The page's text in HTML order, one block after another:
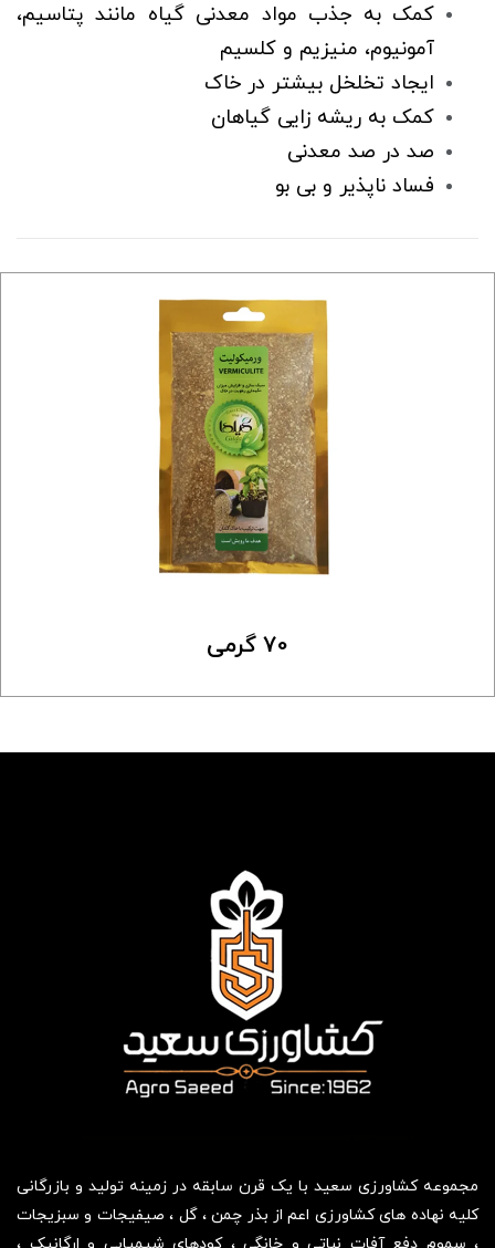
کمک به جذب مواد معدنی گیاه مانند پتاسیم،
آمونیوم، منیزیم و کلسیم
ایجاد تخلخل بیشتر در خاک
کمک به ریشه زایی گیاهان
صد در صد معدنی
فساد ناپذیر و بی بو
70 گرمی
مجموعه کشاورزی سعید با یک قرن سابقه در زمینه تولید و بازرگانی
کلیه نهاده های کشاورزی اعم از بذر چمن ، گل ، صیفیجات و سبزیجات